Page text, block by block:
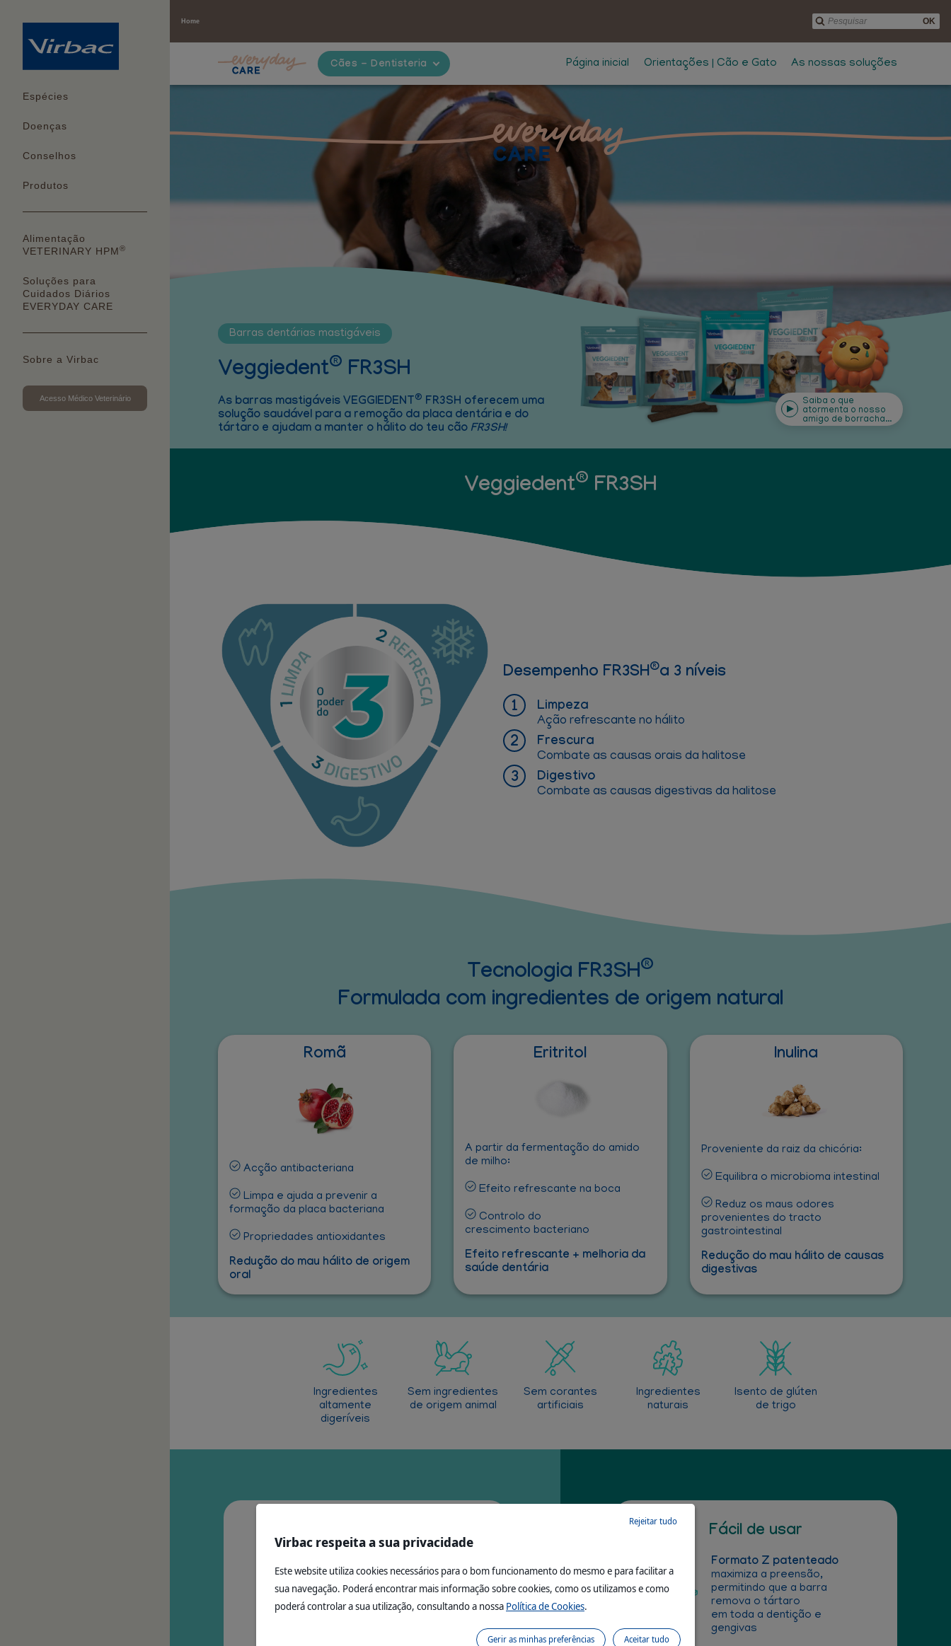
Espécies
Doenças
Conselhos
Produtos
Alimentação
VETERINARY HPM®
Soluções para
Cuidados Diários
EVERYDAY CARE
Sobre a Virbac
Acesso Médico Veterinário
OK
Home
Cães - Dentisteria Página inicial Orientações | Cão e Gato As nossas soluções
Barras dentárias mastigáveis
Veggiedent® FR3SH
As barras mastigáveis VEGGIEDENT ® FR3SH oferecem uma
solução saudável para a remoção da placa dentária e do
tártaro e ajudam a manter o hálito do teu cão FR3SH!
Saiba o que
atormenta o nosso
amigo de borracha...
Veggiedent® FR3SH
Desempenho FR3SH®a 3 níveis
Limpeza
Ação refrescante no hálito
Frescura
Combate as causas orais da halitose
Digestivo
Combate as causas digestivas da halitose
Tecnologia FR3SH®
Formulada com ingredientes de origem natural
Romã
Acção antibacteriana
Limpa e ajuda a prevenir a
formação da placa bacteriana
Propriedades antioxidantes
Redução do mau hálito de origem
oral
Eritritol
A partir da fermentação do amido
de milho:
Efeito refrescante na boca
Controlo do
crescimento bacteriano
Efeito refrescante + melhoria da
saúde dentária
Inulina
Proveniente da raiz da chicória:
Equilibra o microbioma intestinal
Reduz os maus odores
provenientes do tracto
gastrointestinal
Redução do mau hálito de causas
digestivas
Ingredientes
altamente
digeríveis
Sem ingredientes
de origem animal
Sem corantes
artificiais
Ingredientes
naturais
Isento de glúten
de trigo
100%
Fácil de usar
Formato Z patenteado
maximiza a preensão,
permitindo que a barra
remova o tártaro
em toda a dentição e
gengivas
Virbac respeita a sua privacidade
Este website utiliza cookies necessários para o bom funcionamento do mesmo e para facilitar a
sua navegação. Poderá encontrar mais informação sobre cookies, como os utilizamos e como
poderá controlar a sua utilização, consultando a nossa Política de Cookies.
Rejeitar tudo
Aceitar tudo
Gerir as minhas preferências